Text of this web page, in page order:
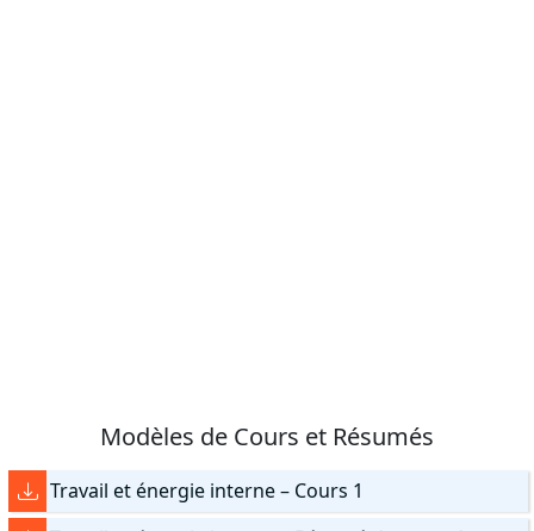
Modèles de Cours et Résumés
Travail et énergie interne – Cours 1